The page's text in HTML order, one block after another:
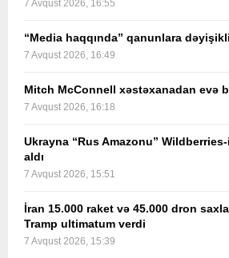
7 Avqust 2026, 16:55
“Media haqqında” qanunlara
7 Avqust 2026, 16:49
Mitch McConnell xəstəxanadan evə
7 Avqust 2026, 16:18
Ukrayna “Rus Amazonu”
aldı
7 Avqust 2026, 15:51
İran 15.000 raket və 45.000 dron
Tramp ultimatum verdi
7 Avqust 2026, 15:39